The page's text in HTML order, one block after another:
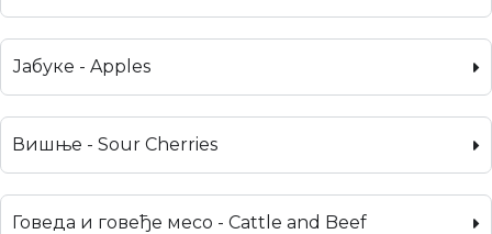
Јабуке - Apples
Вишње - Sour Cherries
Говеда и говеђе месо - Cattle and Beef